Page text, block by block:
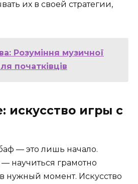
их в своей стратегии,
Розуміння музичної
початківців
искусство игры с
— это лишь начало.
научиться грамотно
нужный момент. Искусство